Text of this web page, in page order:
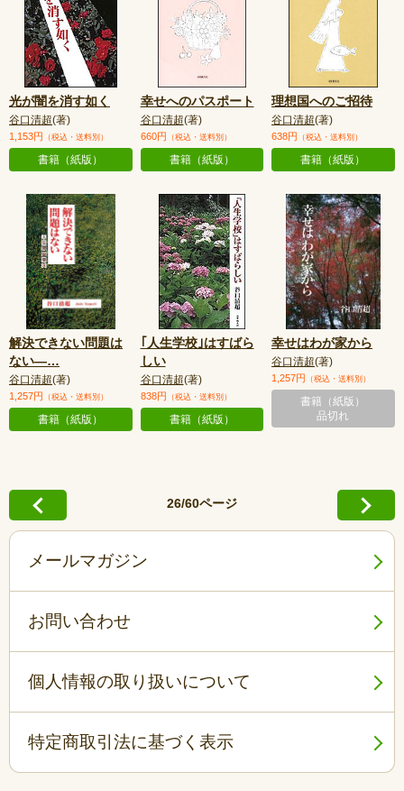
光が闇を消す如く
谷口清超(著)
1,153円 （税込・送料別）
書籍（紙版）
幸せへのパスポート
谷口清超(著)
660円 （税込・送料別）
書籍（紙版）
理想国へのご招待
谷口清超(著)
638円 （税込・送料別）
書籍（紙版）
解決できない問題は
ない—…
谷口清超(著)
1,257円 （税込・送料別）
書籍（紙版）
｢人生学校｣はすばら
しい
谷口清超(著)
838円 （税込・送料別）
書籍（紙版）
幸せはわが家から
谷口清超(著)
1,257円 （税込・送料別）
書籍（紙版）
品切れ
26/60ページ
メールマガジン
お問い合わせ
個人情報の取り扱いについて
特定商取引法に基づく表示